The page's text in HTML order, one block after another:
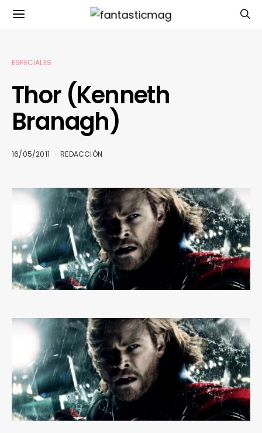
ESPECIALES
Thor (Kenneth
Branagh)
16/05/2011 REDACCIÓN